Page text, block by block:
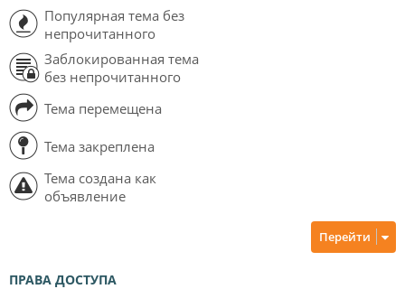
Популярная тема без
непрочитанного
Заблокированная тема
без непрочитанного
Тема перемещена
Тема закреплена
Тема создана как
объявление
Перейти
ПРАВА ДОСТУПА